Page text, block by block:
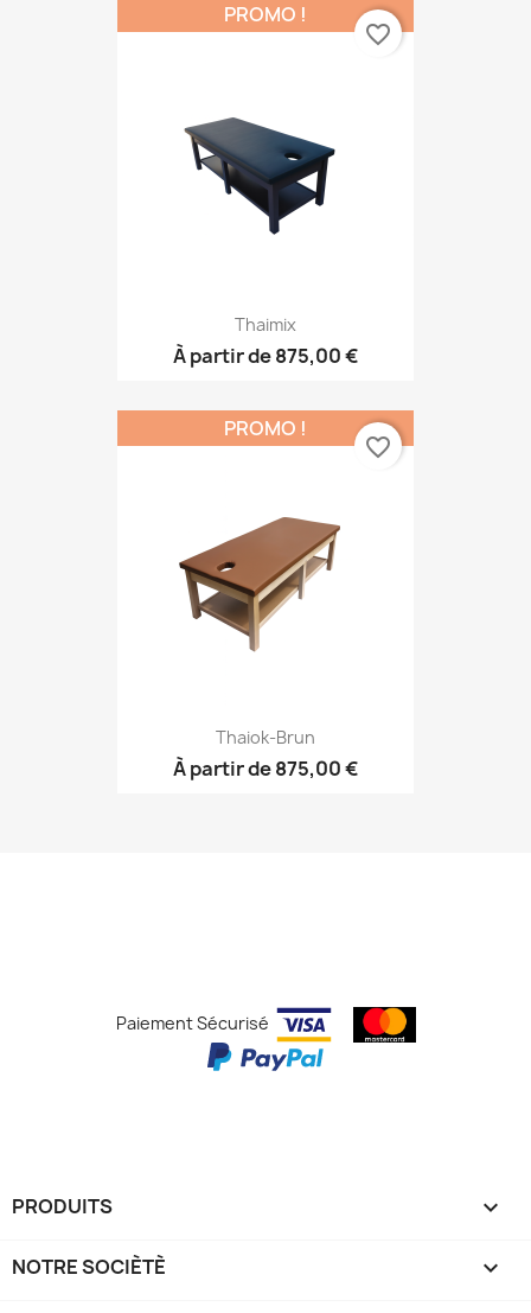
Thaimix
À partir de875,00 €
PROMO !
favorite_border
Thaiok-Brun
À partir de875,00 €
PROMO !
favorite_border
Paiement Sécurisé
PRODUITS 
NOTRE SOCIÈTÈ 